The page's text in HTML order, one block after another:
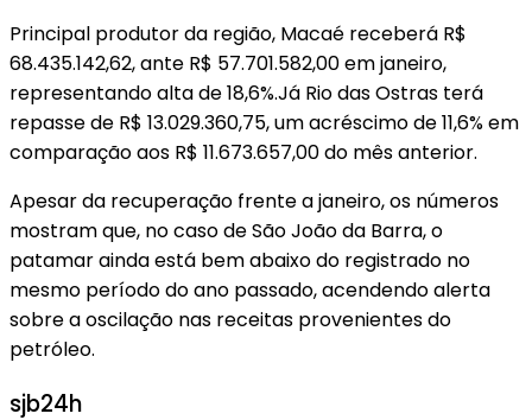
Principal produtor da região, Macaé receberá R$
68.435.142,62, ante R$ 57.701.582,00 em janeiro,
representando alta de 18,6%.Já Rio das Ostras terá
repasse de R$ 13.029.360,75, um acréscimo de 11,6% em
comparação aos R$ 11.673.657,00 do mês anterior.
Apesar da recuperação frente a janeiro, os números
mostram que, no caso de São João da Barra, o
patamar ainda está bem abaixo do registrado no
mesmo período do ano passado, acendendo alerta
sobre a oscilação nas receitas provenientes do
petróleo.
sjb24h